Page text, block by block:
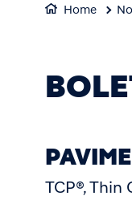
Home
TCP®,